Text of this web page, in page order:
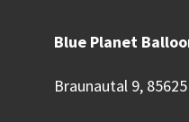
Blue Planet
Braunautal 9,